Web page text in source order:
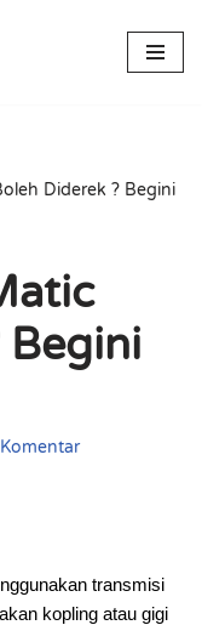
Diderek ? Begini
Begini
transmisi
kopling atau gigi